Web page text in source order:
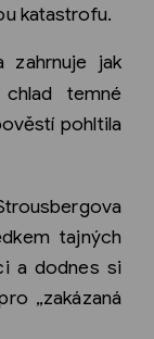
katastrofu.
zahrnuje jak
temné
pohltila
tajných
a dodnes si
„zakázaná